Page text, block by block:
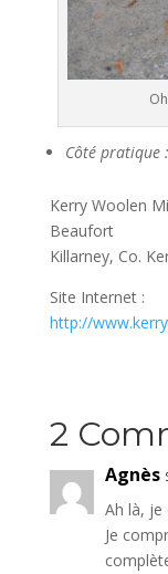
Côté pratique :
Kerry Woolen
Beaufort
Killarney, Co.
Site Internet :
http://
2
Agnès
Ah là, je
Je